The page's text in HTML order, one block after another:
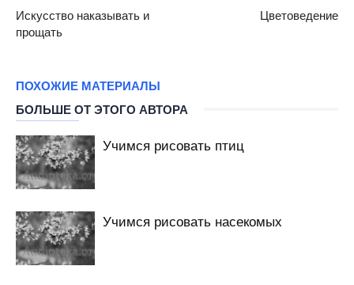
Искусство наказывать и
прощать
Цветоведение
ПОХОЖИЕ МАТЕРИАЛЫ
БОЛЬШЕ ОТ ЭТОГО АВТОРА
Учимся рисовать птиц
Учимся рисовать насекомых